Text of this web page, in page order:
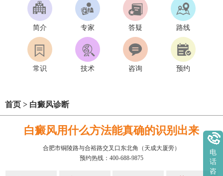
简介 专家 答疑 路线
常识 技术 咨询 预约
首页 > 白癜风诊断
白癜风用什么方法能真确的识别出来
合肥市铜陵路与合裕路交叉口东北角（天成大厦旁）
预约热线：400-688-9875
电
话
咨